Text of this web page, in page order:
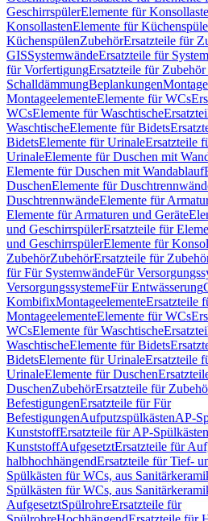
GeschirrspülerElemente für
KonsollastenElemente für
KüchenspülenZubehörErsatzteile für
GISSystemwändeErsatzteile für
für VorfertigungErsatzteile für
SchalldämmungBeplankungen
MontageelementeElemente für WCs
WCsElemente für Waschtische
WaschtischeElemente für Bidets
BidetsElemente für UrinaleErsatzteile
UrinaleElemente für Duschen mit
Elemente für Duschen mit Wandablauf
DuschenElemente für
DuschtrennwändeElemente für
Elemente für Armaturen und Geräte
und GeschirrspülerErsatzteile für
und GeschirrspülerElemente für
ZubehörZubehörErsatzteile für
für Für SystemwändeFür
VersorgungssystemeFür Entwässerung
KombifixMontageelementeErsatzteile
MontageelementeElemente für WCs
WCsElemente für Waschtische
WaschtischeElemente für Bidets
BidetsElemente für UrinaleErsatzteile
UrinaleElemente für Duschen
DuschenZubehörErsatzteile für
BefestigungenErsatzteile für Für
BefestigungenAufputzspülkästenAP-
KunststoffErsatzteile für AP-
KunststoffAufgesetztErsatzteile für
halbhochhängendErsatzteile für Tief-
Spülkästen für WCs, aus
Spülkästen für WCs, aus
AufgesetztSpülrohreErsatzteile für